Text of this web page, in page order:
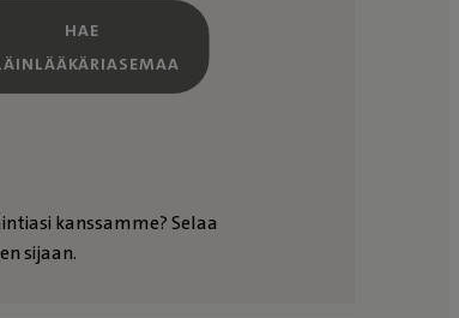
HAE
kanssamme? Selaa
sijaan.